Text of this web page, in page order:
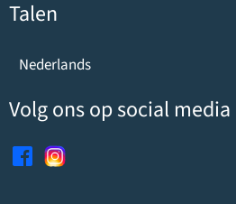
Talen
Nederlands
Volg ons op social media